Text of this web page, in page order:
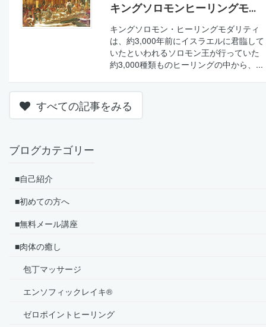
キングソロモンヒーリングモ...
キングソロモン・ヒーリングモダリティ
は、約3,000年前にイスラエルに君臨して
いたといわれるソロモン王が行っていた
約3,000種類ものヒーリングの中から、...
すべての記事をみる
ブログカテゴリー
■自己紹介
■初めての方へ
■無料メール講座
■肉体の癒し
包丁マッサージ
エンソフィックレイキ®
ゼロポイントヒーリング